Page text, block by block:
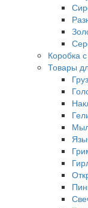
Коробка
Товары